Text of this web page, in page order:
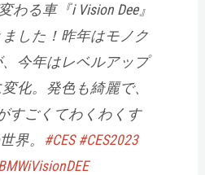
わる車『i Vision Dee』
した！昨年はモノク
今年はレベルアップ
化。発色も綺麗で、
すごくてわくわくす
界。 #CES #CES2023